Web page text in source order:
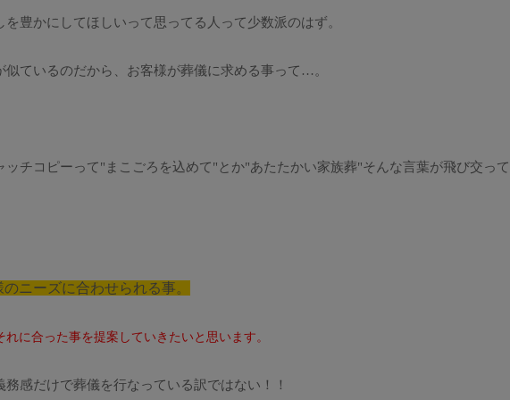
豊かにしてほしいって思ってる人って少数派のはず。
ているのだから、お客様が葬儀に求める事って…。
ッチコピーって"まこごろを込めて"とか"あたたかい家族葬"そんな言葉が飛び交っ
ニーズに合わせられる事。
に合った事を提案していきたいと思います。
感だけで葬儀を行なっている訳ではない！！